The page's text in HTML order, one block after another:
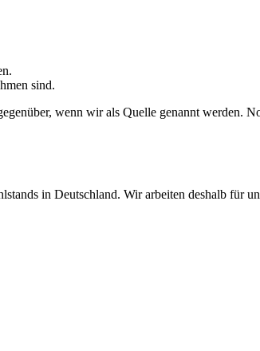
sind.
wenn wir als Quelle genannt werden.
in Deutschland. Wir arbeiten deshalb für